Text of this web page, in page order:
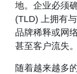
地。企业必须
(TLD) 上拥有
品牌稀释或网
甚至客户流失。
随着越来越多